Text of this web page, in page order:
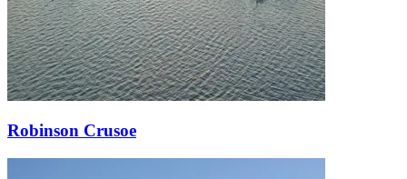
Robinson Crusoe